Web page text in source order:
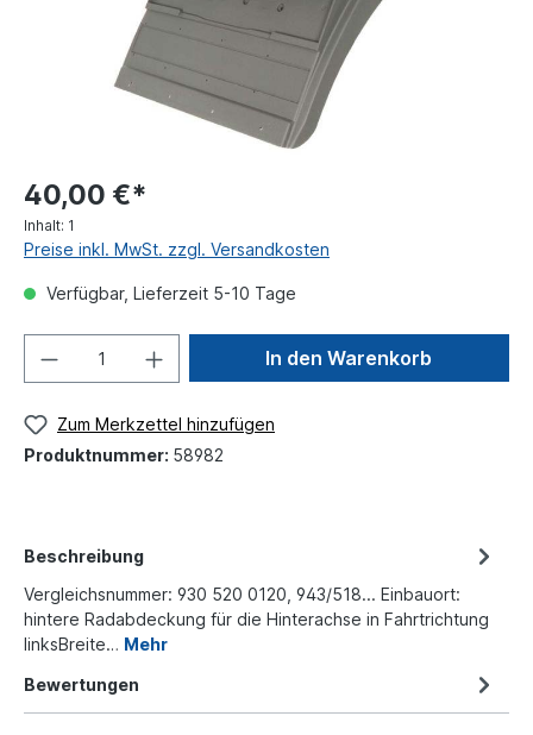
40,00 €*
Inhalt: 1
Preise inkl. MwSt. zzgl. Versandkosten
Verfügbar, Lieferzeit 5-10 Tage
In den Warenkorb
Zum Merkzettel hinzufügen
Produktnummer: 58982
Beschreibung
Vergleichsnummer: 930 520 0120, 943/518... Einbauort:
hintere Radabdeckung für die Hinterachse in Fahrtrichtung
linksBreite… Mehr
Bewertungen